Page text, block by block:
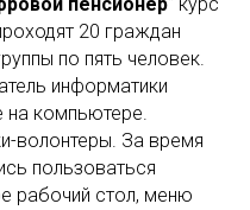
20 граждан
по пять человек.
информатики
на компьютере.
волонтеры. За время
пользоваться
рабочий стол, меню